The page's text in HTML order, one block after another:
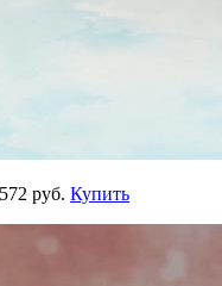
572 руб. Купить